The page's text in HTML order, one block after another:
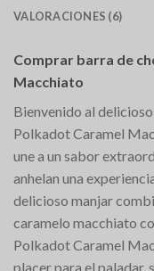
VALORACIONES (6)
Comprar barra de
Macchiato
Bienvenido al
Polkadot Caramel
une a un sabor
anhelan una
delicioso manjar
caramelo macchiato
Polkadot Caramel
placer para el paladar,